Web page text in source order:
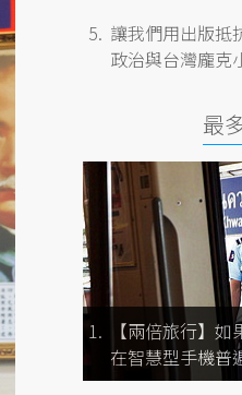
讓我們用出版抵
政治與台灣龐克
最
【兩倍旅行】
在智慧型手機普